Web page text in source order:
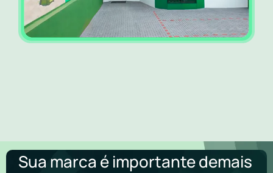
Sua marca é importante demais